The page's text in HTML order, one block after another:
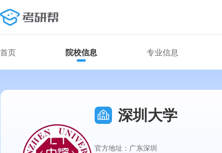
首页 院校信息 专业信息
深圳大学
官方地址：广东深圳